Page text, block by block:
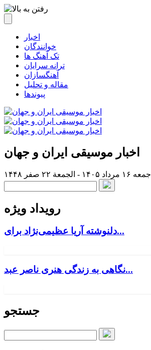
اخبار
خوانندگان
تک آهنگ ها
ترانه سرایان
آهنگسازان
مقاله و تحلیل
پیوندها
اخبار موسیقی ایران و جهان
جمعه ۱۶ مرداد ۱۴۰۵ - الجمعة ۲۲ صفر ۱۴۴۸
رویداد ویژه
دلنوشته آریا عظیمی‌نژاد برای...
نگاهی به زندگی هنری ناصر عبد...
جستجو